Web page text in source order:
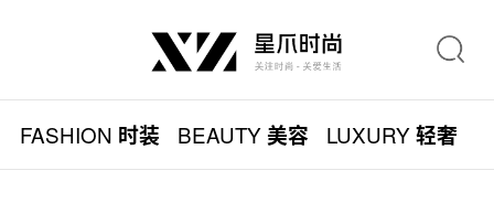
FASHION 时装 BEAUTY美容 LUXURY轻奢